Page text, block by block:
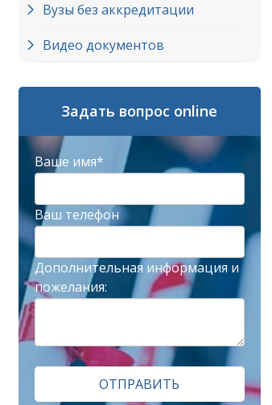
Вузы без аккредитации
Видео документов
Задать вопрос online
Ваше имя*
Ваш телефон
Дополнительная информация и
пожелания:
ОТПРАВИТЬ